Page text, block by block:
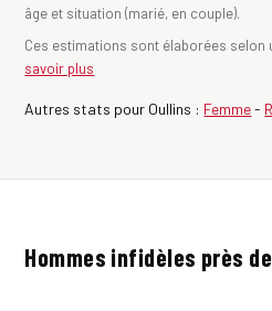
âge et situation (marié, en couple).
Ces estimations sont élaborées selon
savoir plus
Autres stats pour Oullins : Femme-
Hommes infidèles près